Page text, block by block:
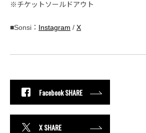
※チケットソールドアウト
■Sonsi： Instagram / X
Facebook SHARE
X SHARE